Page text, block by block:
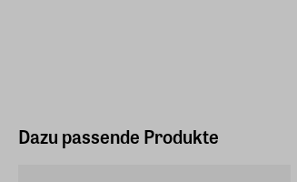
Dazu passende Produkte